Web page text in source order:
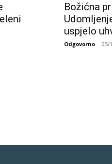
Božićna
uspjelo
Odgovorno - 25/